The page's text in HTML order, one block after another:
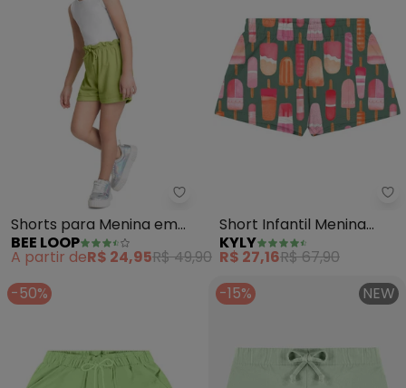
Bee Loop - Shorts para
Shorts para Menina em
Moletom (Verde)
BEE LOOP
A partir deR$ 24,95R$ 49,90
Short Infantil Menina
Pocolés (Verde)
KYLY
R$ 27,16R$ 67,90
-50%
-15% NEW